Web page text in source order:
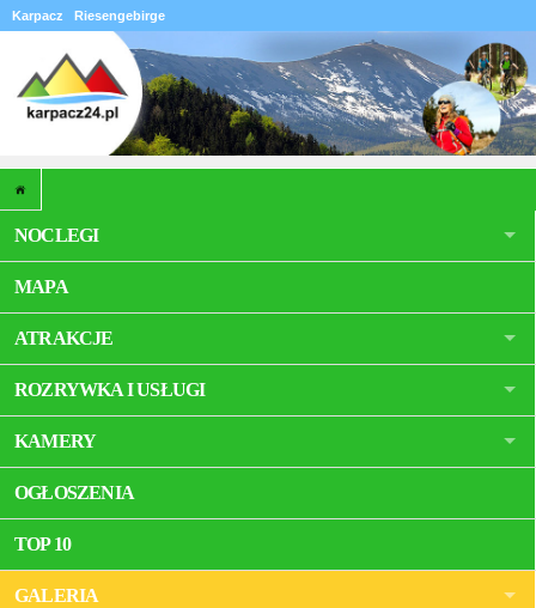
Karpacz Riesengebirge
NOCLEGI
MAPA
ATRAKCJE
ROZRYWKA I USŁUGI
KAMERY
OGŁOSZENIA
TOP 10
GALERIA